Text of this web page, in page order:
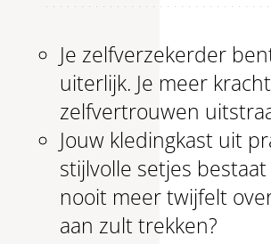
Je zelfverzekerder
uiterlijk. Je meer
zelfvertrouwen
Jouw kledingkast uit
stijlvolle setjes
nooit meer twijfelt
aan zult trekken?